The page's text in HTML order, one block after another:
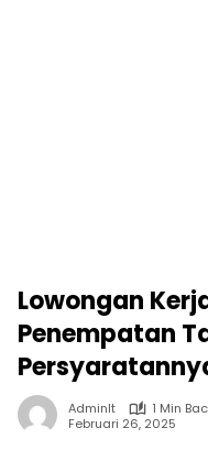
Lowongan
Penempatan
Adminlt
1 Min
Februari 26, 2025